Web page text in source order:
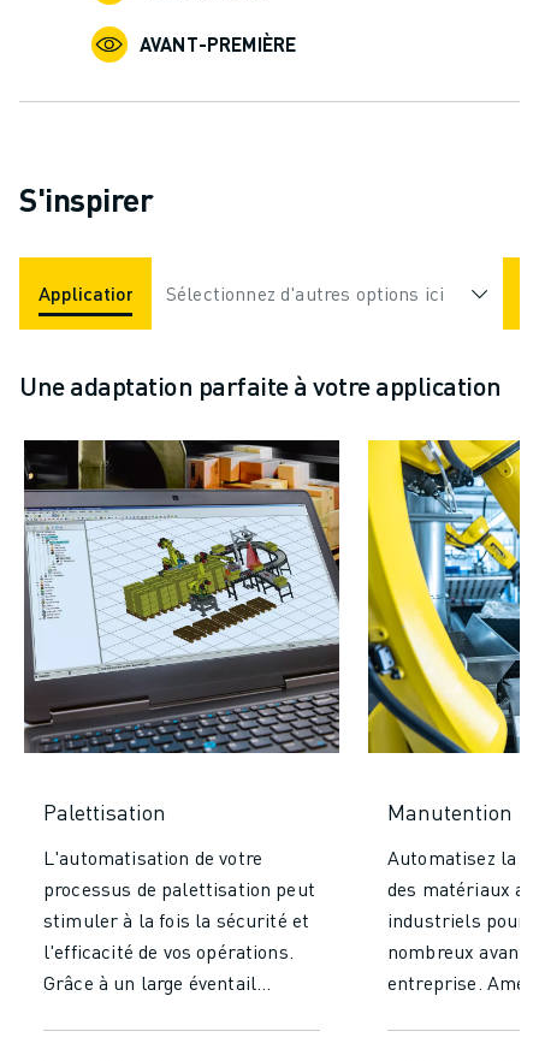
AVANT-PREMIÈRE
S'inspirer
Applications Industries
Sélectionnez d'autres options ici
Une adaptation parfaite à votre application
Palettisation
L'automatisation de votre
processus de palettisation peut
stimuler à la fois la sécurité et
l'efficacité de vos opérations.
Grâce à un large éventail
Manutention
Automatisez la
des matériaux
industriels pour
nombreux
entreprise.